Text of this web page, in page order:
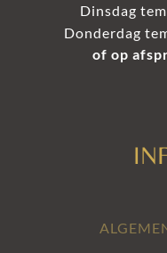
Dinsdag
Donderdag
of op